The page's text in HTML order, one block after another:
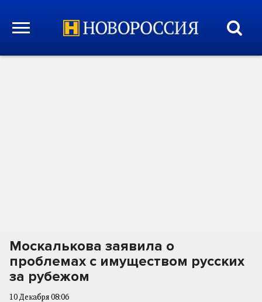
Москалькова заявила о
проблемах с имуществом русских
за рубежом
10 Декабря 08:06